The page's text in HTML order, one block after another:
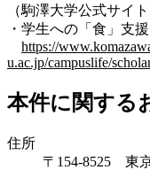
（駒澤大学公式サイ
・学生への「食」支
https://
u.ac.jp/campuslife/
本件に関する
住所
〒154-8525 東